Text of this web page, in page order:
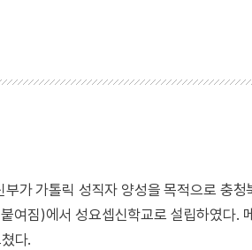
가 가톨릭 성직자 양성을 목적으로 충
여짐)에서 성요셉신학교로 설립하였다.
다.